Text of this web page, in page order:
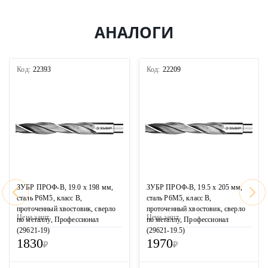
АНАЛОГИ
Код: 22393
ЗУБР ПРОФ-В, 19.0 х 198 мм,
сталь Р6М5, класс В,
проточенный хвостовик, сверло
по металлу, Профессионал
(29621-19)
Цена зашт
1830₽
Код: 22209
ЗУБР ПРОФ-В, 19.5 х 205 мм,
сталь Р6М5, класс В,
проточенный хвостовик, сверло
по металлу, Профессионал
(29621-19.5)
Цена зашт
1970₽